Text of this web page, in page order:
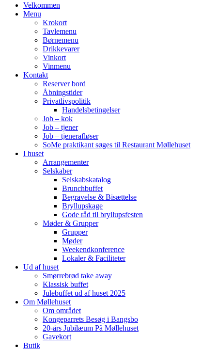
Primary
Menu
Velkommen
Menu
Krokort
Tavlemenu
Børnemenu
Drikkevarer
Vinkort
Vinmenu
Kontakt
Reserver bord
Åbningstider
Privatlivspolitik
Handelsbetingelser
Job – kok
Job – tjener
Job – tjenerafløser
SoMe praktikant søges til Restaurant Møllehuset
I huset
Arrangementer
Selskaber
Selskabskatalog
Brunchbuffet
Begravelse & Bisættelse
Bryllupskage
Gode råd til bryllupsfesten
Møder & Grupper
Grupper
Møder
Weekendkonference
Lokaler & Faciliteter
Ud af huset
Smørrebrød take away
Klassisk buffet
Julebuffet ud af huset 2025
Om Møllehuset
Om området
Kongeparrets Besøg i Bangsbo
20-års Jubilæum På Møllehuset
Gavekort
Butik